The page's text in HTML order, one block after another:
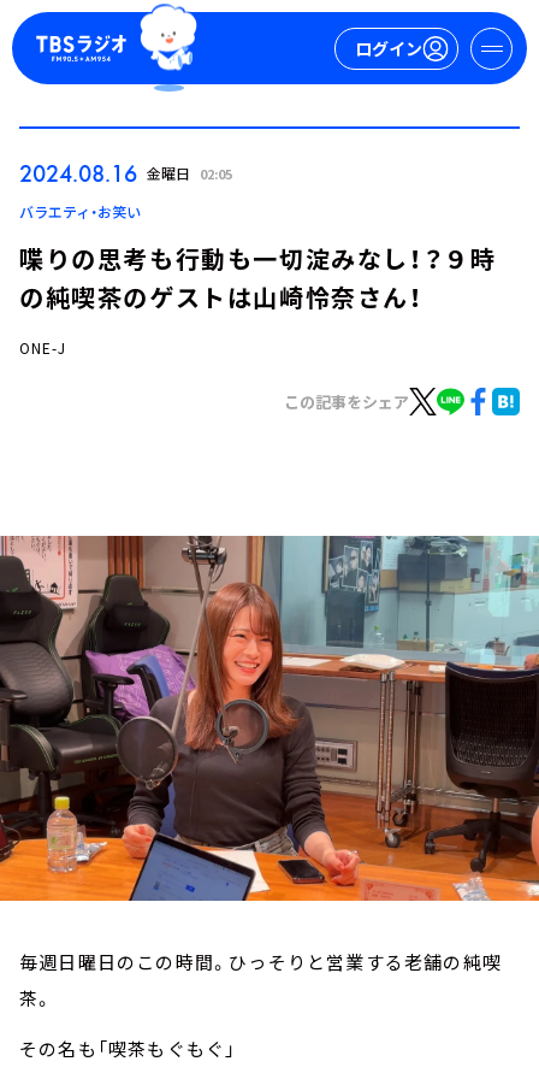
ログイン
ログイン
お知らせ
イベント・グッズ
YouTube
会社情報
2024.08.16 金曜日 02:05
バラエティ・お笑い
喋りの思考も行動も一切淀みなし！？９時
の純喫茶のゲストは山崎怜奈さん！
ONE-J
この記事をシェア
毎週日曜日のこの時間。ひっそりと営業する老舗の純喫
茶。
その名も「喫茶もぐもぐ」